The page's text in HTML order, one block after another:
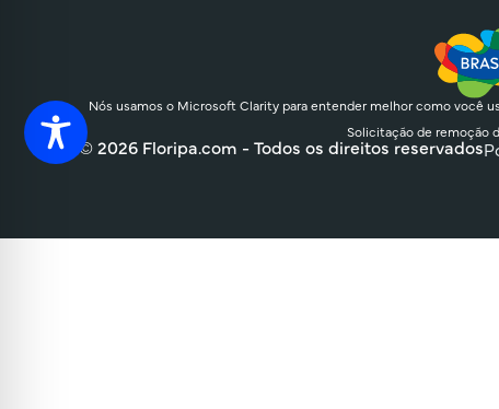
Nós usamos o Microsoft Clarity para entender melhor como você
Solicitação de remoção
© 2026 Floripa.com - Todos os direitos reservados